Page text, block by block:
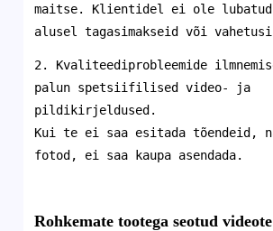
maitse. Klientidel ei ole lubatud
alusel tagasimakseid või
2. Kvaliteediprobleemide
palun spetsiifilised video- ja
pildikirjeldused.
Kui te ei saa esitada tõendeid,
fotod, ei saa kaupa asendada.
Rohkemate tootega seotud